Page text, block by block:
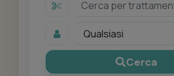
Cerca